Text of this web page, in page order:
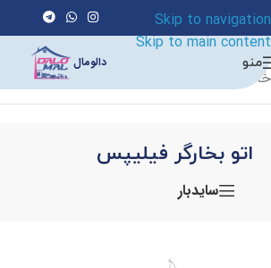
Skip to navigation
Skip to main content
منو دالومال
خانه اتو بخارگر/اتو
اتو بخارگر فیلیپس
سایدبار